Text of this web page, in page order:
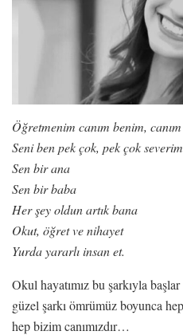
Öğretmenim canım benim,
Seni ben pek çok, pek çok severim
Sen bir ana
Sen bir baba
Her şey oldun artık bana
Okut, öğret ve nihayet
Yurda yararlı insan et.
Okul hayatımız bu şarkıyla
güzel şarkı ömrümüz boyunca
hep bizim canımızdır…